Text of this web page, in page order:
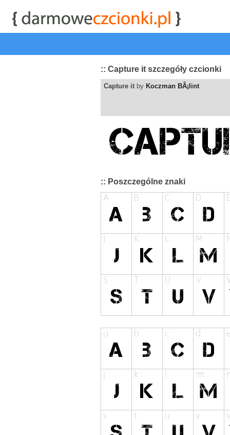
| przeglądaj najwyżej
:: Capture it szczegóły czcionki
Capture it by Koczman BÃ¡lint
:: Poszczególne znaki